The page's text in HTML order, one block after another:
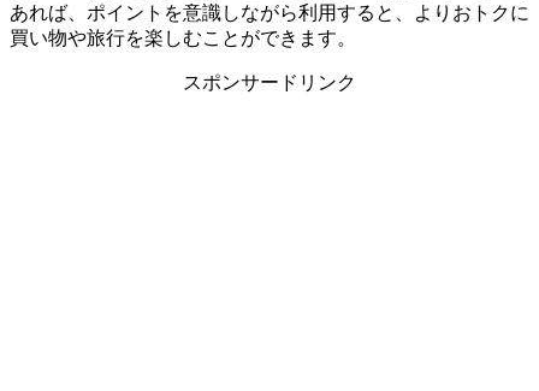
あれば、ポイントを意識しながら利用すると、よりおトクに
買い物や旅行を楽しむことができます。
スポンサードリンク